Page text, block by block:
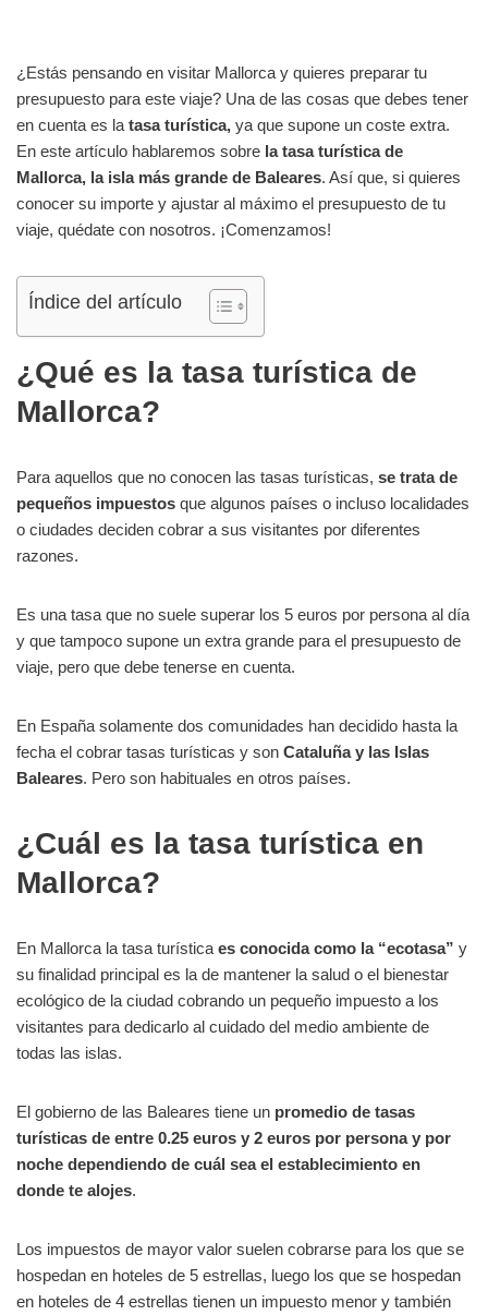
¿Estás pensando en visitar Mallorca y quieres preparar tu
presupuesto para este viaje? Una de las cosas que debes tener
en cuenta es la tasa turística, ya que supone un coste extra.
En este artículo hablaremos sobre la tasa turística de
Mallorca, la isla más grande de Baleares. Así que, si quieres
conocer su importe y ajustar al máximo el presupuesto de tu
viaje, quédate con nosotros. ¡Comenzamos!
Índice del artículo
¿Qué es la tasa turística de
Mallorca?
Para aquellos que no conocen las tasas turísticas, se trata de
pequeños impuestos que algunos países o incluso localidades
o ciudades deciden cobrar a sus visitantes por diferentes
razones.
Es una tasa que no suele superar los 5 euros por persona al día
y que tampoco supone un extra grande para el presupuesto de
viaje, pero que debe tenerse en cuenta.
En España solamente dos comunidades han decidido hasta la
fecha el cobrar tasas turísticas y son Cataluña y las Islas
Baleares. Pero son habituales en otros países.
¿Cuál es la tasa turística en
Mallorca?
En Mallorca la tasa turística es conocida como la “ecotasa” y
su finalidad principal es la de mantener la salud o el bienestar
ecológico de la ciudad cobrando un pequeño impuesto a los
visitantes para dedicarlo al cuidado del medio ambiente de
todas las islas.
El gobierno de las Baleares tiene un promedio de tasas
turísticas de entre 0.25 euros y 2 euros por persona y por
noche dependiendo de cuál sea el establecimiento en
donde te alojes.
Los impuestos de mayor valor suelen cobrarse para los que se
hospedan en hoteles de 5 estrellas, luego los que se hospedan
en hoteles de 4 estrellas tienen un impuesto menor y también